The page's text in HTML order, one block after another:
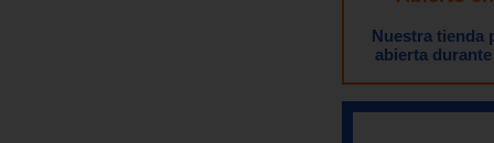
Nuestra tienda
abierta